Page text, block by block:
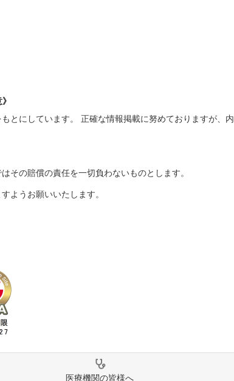
とにしています。 正確な情報掲載に努めておりますが、内
はその賠償の責任を一切負わないものとします。
ようお願いいたします。
医療機関の皆様へ